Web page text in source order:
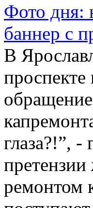
Фото дня:
баннер с
В
проспекте
глаза?!”, -
ремонтом